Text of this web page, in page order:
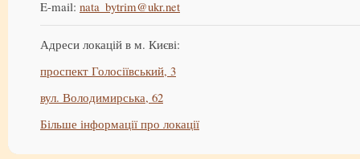
E-mail: nata_bytrim@ukr.net
Адреси локацій в м. Києві:
проспект Голосіївський, 3
вул. Володимирська, 62
Більше інформації про локації